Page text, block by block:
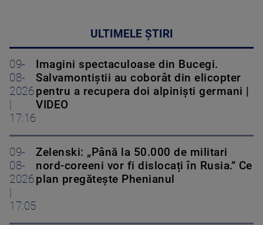
ULTIMELE ȘTIRI
09-
08-
2026
17:16
Imagini spectaculoase din Bucegi.
Salvamontiștii au coborât din elicopter
pentru a recupera doi alpiniști germani |
VIDEO
09-
08-
2026
17:05
Zelenski: „Până la 50.000 de militari
nord-coreeni vor fi dislocați în Rusia.” Ce
plan pregătește Phenianul